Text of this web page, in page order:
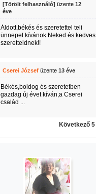
[Törölt felhasználó] üzente 12
éve
Áldott,békés és szeretettel teli
ünnepet kívánok Neked és kedves
szeretteidnek!!
Cserei Józsefüzente 13 éve
Békés,boldog és szeretetben
gazdag új évet kíván,a Cserei
család ...
Következő 5